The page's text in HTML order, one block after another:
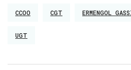
CCOO CGT ERMENGOL
UGT